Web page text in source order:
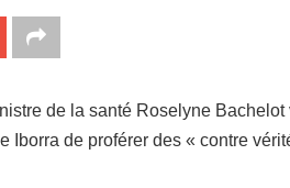
de la santé Roselyne
Iborra de proférer des « contre